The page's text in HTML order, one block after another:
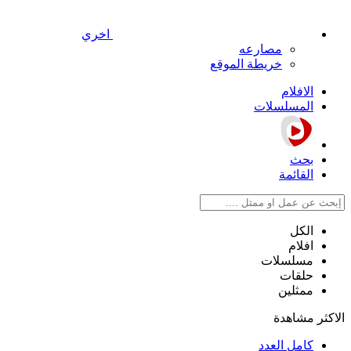
اخري
مصارعه
خريطة الموقع
الافلام
المسلسلات
بحث
القائمة
الكل
افلام
مسلسلات
حلقات
ممثلين
الاكثر مشاهدة
كامل العدد